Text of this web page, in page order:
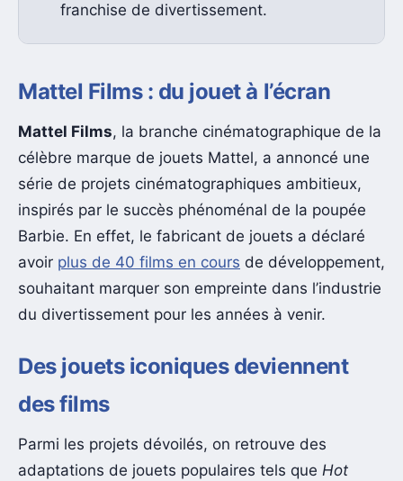
franchise de divertissement.
Mattel Films : du jouet à l’écran
Mattel Films, la branche cinématographique de la
célèbre marque de jouets Mattel, a annoncé une
série de projets cinématographiques ambitieux,
inspirés par le succès phénoménal de la poupée
Barbie. En effet, le fabricant de jouets a déclaré
avoir plus de 40 films en cours de développement,
souhaitant marquer son empreinte dans l’industrie
du divertissement pour les années à venir.
Des jouets iconiques deviennent
des films
Parmi les projets dévoilés, on retrouve des
adaptations de jouets populaires tels que Hot